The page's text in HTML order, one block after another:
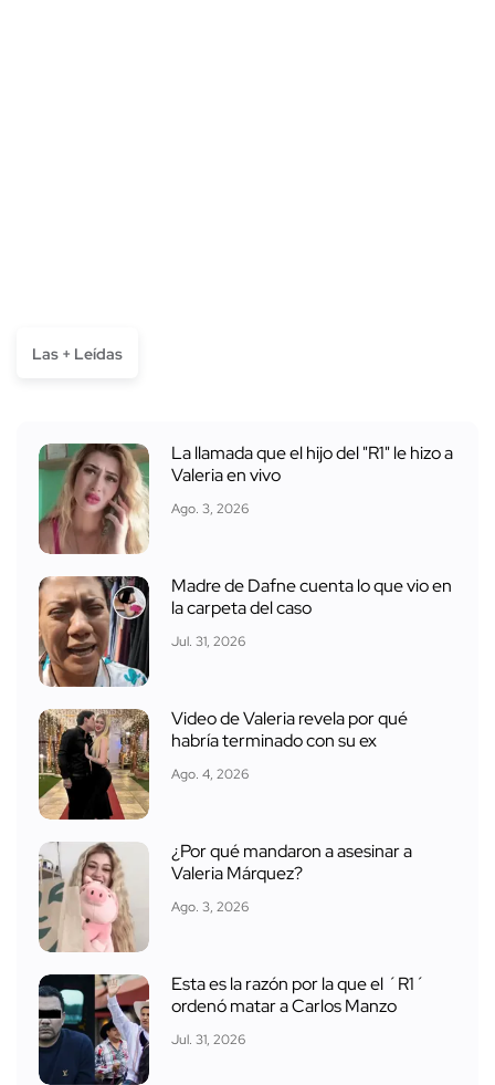
Las + Leídas
La llamada que el hijo del "R1" le hizo a
Valeria en vivo
Ago. 3, 2026
Madre de Dafne cuenta lo que vio en
la carpeta del caso
Jul. 31, 2026
Video de Valeria revela por qué
habría terminado con su ex
Ago. 4, 2026
¿Por qué mandaron a asesinar a
Valeria Márquez?
Ago. 3, 2026
Esta es la razón por la que el ´R1´
ordenó matar a Carlos Manzo
Jul. 31, 2026